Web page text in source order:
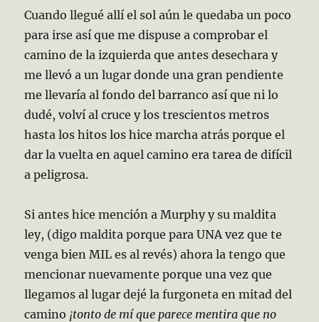
Cuando llegué allí el sol aún le quedaba un poco
para irse así que me dispuse a comprobar el
camino de la izquierda que antes desechara y
me llevó a un lugar donde una gran pendiente
me llevaría al fondo del barranco así que ni lo
dudé, volví al cruce y los trescientos metros
hasta los hitos los hice marcha atrás porque el
dar la vuelta en aquel camino era tarea de difícil
a peligrosa.
Si antes hice mención a Murphy y su maldita
ley, (digo maldita porque para UNA vez que te
venga bien MIL es al revés) ahora la tengo que
mencionar nuevamente porque una vez que
llegamos al lugar dejé la furgoneta en mitad del
camino ¡tonto de mí que parece mentira que no